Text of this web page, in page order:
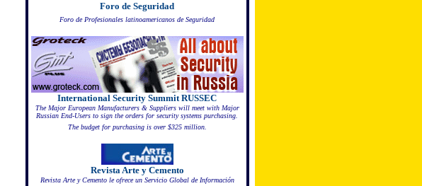
Foro de Seguridad
Foro de Profesionales latinoamericanos de Seguridad
International Security Summit RUSSEC
The Major European Manufacturers & Suppliers will meet with Major
Russian End-Users to sign the orders for security systems purchasing.
The budget for purchasing is over $325 million.
Revista Arte y Cemento
Revista Arte y Cemento le ofrece un Servicio Global de Información